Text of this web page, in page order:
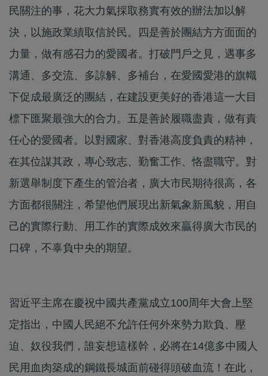
民關注的事，花大力氣採取務實有效的辦法加以解
決，以施政業績取信於民。四是善於團結方方面面的
力量，做有感召力的愛國者。打破門戶之見，遇事多
溝通、多交流、多諒解、多補台，在愛國愛港的旗幟
下促成最廣泛的團結，在建設更美好的香港這一大目
標下匯聚最強大的合力。五是善於履職盡責，做有責
任心的愛國者。以對國家、對香港高度負責的精神，
在其位謀其政，專心致志、勤奮工作、恪盡職守。對
新選舉制度下產生的管治者，廣大市民期待很高，各
方面都很關注，希望他們展現出新氣象新風貌，用自
己的實際行動、用工作的實際成效來贏得廣大市民的
口碑，不辜負中央的期望。
習近平主席在慶祝中國共產黨成立100周年大會上堅
定指出，中國人民絕不允許任何外來勢力欺負、壓
迫、奴役我們，誰妄想這樣幹，必將在14億多中國人
民用血肉築成的鋼鐵長城面前碰得頭破血流！在此，